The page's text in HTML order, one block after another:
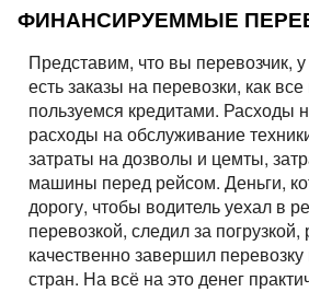
ФИНАНСИРУЕММЫЕ
Представим, что вы перевозчик,
есть заказы на перевозки, как
пользуемся кредитами. Расходы
расходы на обслуживание
затраты на дозволы и цемты,
машины перед рейсом. Деньги,
дорогу, чтобы водитель уехал в
перевозкой, следил за погрузкой,
качественно завершил перевозку
стран. На всё на это денег